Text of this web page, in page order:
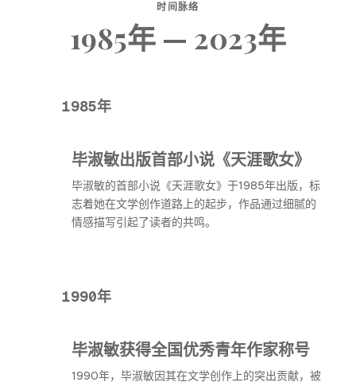
时间脉络
1985年 — 2023年
1985年
毕淑敏出版首部小说《天涯歌女》
毕淑敏的首部小说《天涯歌女》于1985年出版，标
志着她在文学创作道路上的起步，作品通过细腻的
情感描写引起了读者的共鸣。
1990年
毕淑敏获得全国优秀青年作家称号
1990年，毕淑敏因其在文学创作上的突出贡献，被